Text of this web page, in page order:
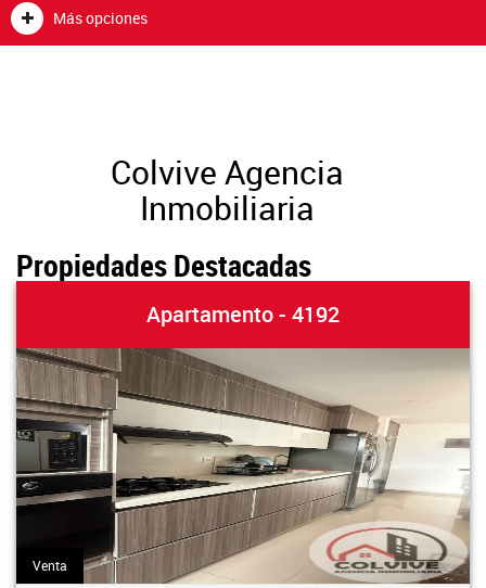
Más opciones
Colvive Agencia
Inmobiliaria
Propiedades Destacadas
Apartamento - 4192
Venta